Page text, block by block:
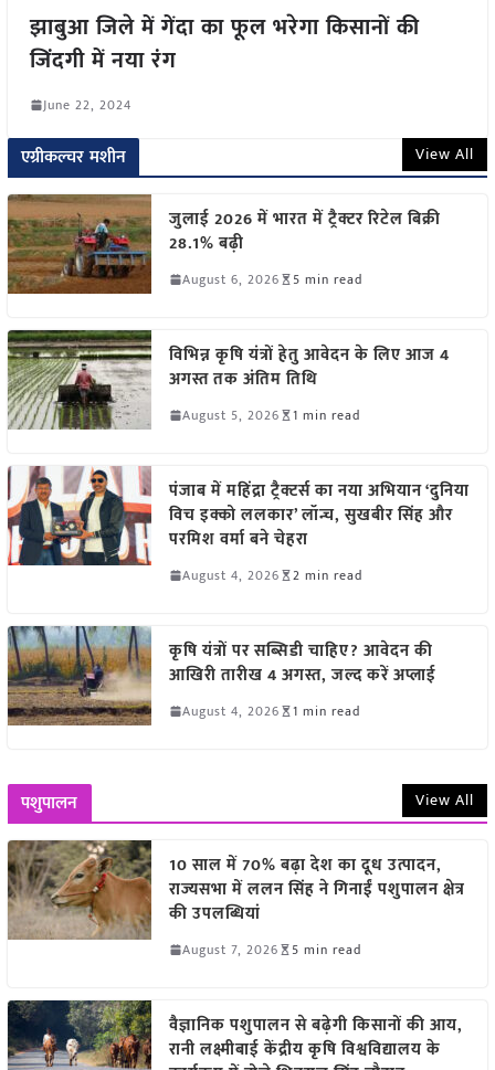
झाबुआ जिले में गेंदा का फूल भरेगा किसानों की
जिंदगी में नया रंग
June 22, 2024
एग्रीकल्चर मशीन View All
जुलाई 2026 में भारत में ट्रैक्टर रिटेल बिक्री
28.1% बढ़ी
August 6, 2026 5 min read
विभिन्न कृषि यंत्रों हेतु आवेदन के लिए आज 4
अगस्त तक अंतिम तिथि
August 5, 2026 1 min read
पंजाब में महिंद्रा ट्रैक्टर्स का नया अभियान ‘दुनिया
विच इक्को ललकार’ लॉन्च, सुखबीर सिंह और
परमिश वर्मा बने चेहरा
August 4, 2026 2 min read
कृषि यंत्रों पर सब्सिडी चाहिए? आवेदन की
आखिरी तारीख 4 अगस्त, जल्द करें अप्लाई
August 4, 2026 1 min read
पशुपालन View All
10 साल में 70% बढ़ा देश का दूध उत्पादन,
राज्यसभा में ललन सिंह ने गिनाईं पशुपालन क्षेत्र
की उपलब्धियां
August 7, 2026 5 min read
वैज्ञानिक पशुपालन से बढ़ेगी किसानों की आय,
रानी लक्ष्मीबाई केंद्रीय कृषि विश्वविद्यालय के